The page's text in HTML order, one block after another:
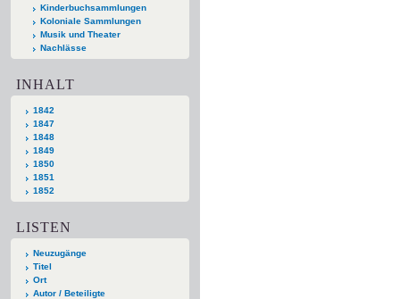
Kinderbuchsammlungen
Koloniale Sammlungen
Musik und Theater
Nachlässe
INHALT
1842
1847
1848
1849
1850
1851
1852
LISTEN
Neuzugänge
Titel
Ort
Autor / Beteiligte